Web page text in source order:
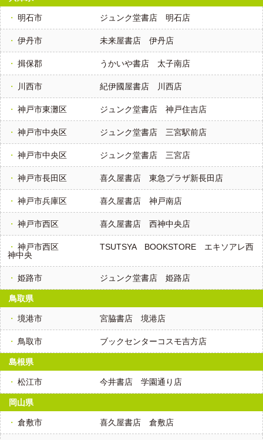
明石市 ジュンク堂書店 明石店
伊丹市 未来屋書店 伊丹店
揖保郡 うかいや書店 太子南店
川西市 紀伊國屋書店 川西店
神戸市東灘区 ジュンク堂書店 神戸住吉店
神戸市中央区 ジュンク堂書店 三宮駅前店
神戸市中央区 ジュンク堂書店 三宮店
神戸市長田区 喜久屋書店 東急プラザ新長田店
神戸市兵庫区 喜久屋書店 神戸南店
神戸市西区 喜久屋書店 西神中央店
神戸市西区
TSUTSYA BOOKSTORE エキソアレ西
神中央
姫路市 ジュンク堂書店 姫路店
鳥取県
境港市 宮脇書店 境港店
鳥取市 ブックセンターコスモ吉方店
島根県
松江市 今井書店 学園通り店
岡山県
倉敷市 喜久屋書店 倉敷店